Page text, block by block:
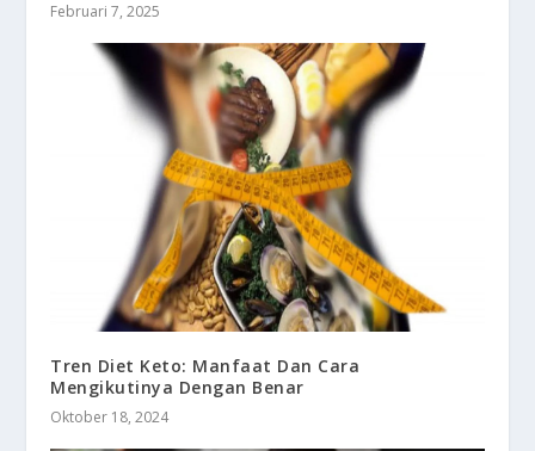
Februari 7, 2025
Tren Diet Keto: Manfaat Dan Cara
Mengikutinya Dengan Benar
Oktober 18, 2024